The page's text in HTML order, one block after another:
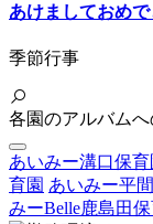
あけましておめ
季節行事
各園のアルバムへ
あいみー溝口保育
育園 あいみー平
みーBelle鹿島田保